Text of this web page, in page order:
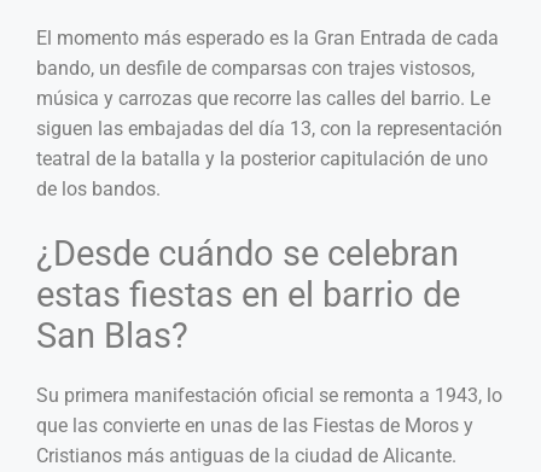
El momento más esperado es la Gran Entrada de cada
bando, un desfile de comparsas con trajes vistosos,
música y carrozas que recorre las calles del barrio. Le
siguen las embajadas del día 13, con la representación
teatral de la batalla y la posterior capitulación de uno
de los bandos.
¿Desde cuándo se celebran
estas fiestas en el barrio de
San Blas?
Su primera manifestación oficial se remonta a 1943, lo
que las convierte en unas de las Fiestas de Moros y
Cristianos más antiguas de la ciudad de Alicante.